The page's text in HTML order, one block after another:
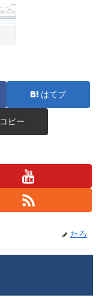
はてブ
コピー
たろ